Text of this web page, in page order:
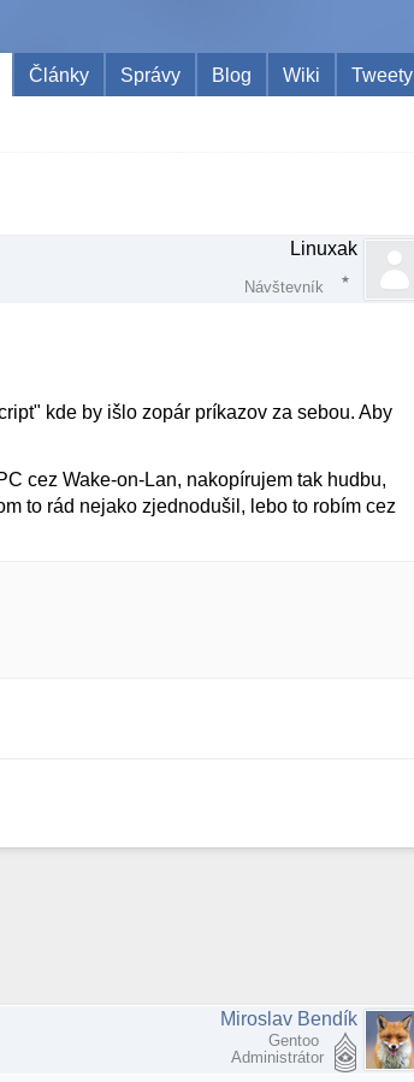
Články Správy Blog Wiki Tweety
Linuxak
Návštevník
kde by išlo zopár príkazov za sebou. Aby
cez Wake-on-Lan, nakopírujem tak hudbu,
to rád nejako zjednodušil, lebo to robím cez
Miroslav Bendík
Gentoo
Administrátor